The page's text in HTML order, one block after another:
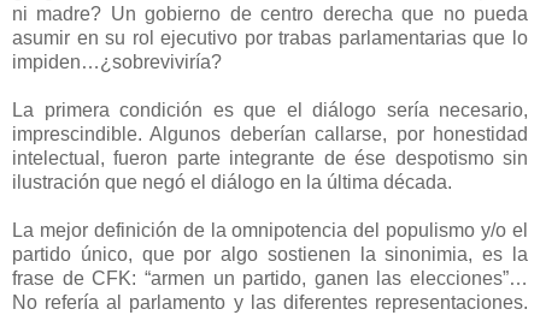
ni madre? Un gobierno de centro derecha que no pueda
asumir en su rol ejecutivo por trabas parlamentarias que lo
impiden…¿sobreviviría?
La primera condición es que el diálogo sería necesario,
imprescindible. Algunos deberían callarse, por honestidad
intelectual, fueron parte integrante de ése despotismo sin
ilustración que negó el diálogo en la última década.
La mejor definición de la omnipotencia del populismo y/o el
partido único, que por algo sostienen la sinonimia, es la
frase de CFK: “armen un partido, ganen las elecciones”…
No refería al parlamento y las diferentes representaciones.